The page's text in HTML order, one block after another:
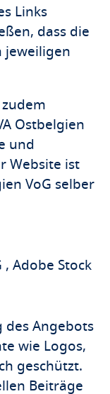
Links
dass die
jeweiligen
Ostbelgien
und
Website ist
VoG selber
, Adobe Stock
des Angebots
wie Logos,
geschützt.
Beiträge